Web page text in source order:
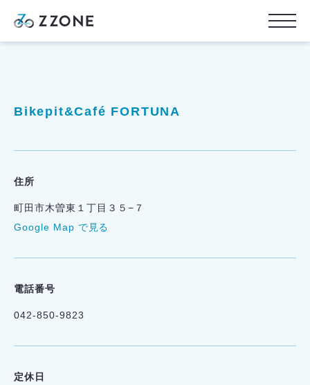
Bikepit&Café FORTUNA
住所
町田市木曽東１丁目３５−７
Google Map で見る
電話番号
042-850-9823
定休日